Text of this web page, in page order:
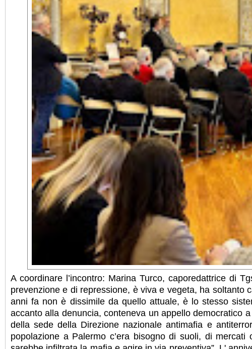
A coordinare l’incontro: Marina Turco, caporedattrice di
prevenzione e di repressione, è viva e vegeta, ha
anni fa non è dissimile da quello attuale, è lo stesso
accanto alla denuncia, conteneva un appello democratico
della sede della Direzione nazionale antimafia e
popolazione a Palermo c’era bisogno di suoli, di